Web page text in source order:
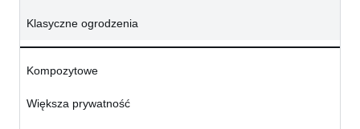
Klasyczne ogrodzenia
Kompozytowe
Większa prywatność